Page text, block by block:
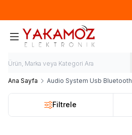
Ana Sayfa Audio System Usb Bluetooth
Filtrele